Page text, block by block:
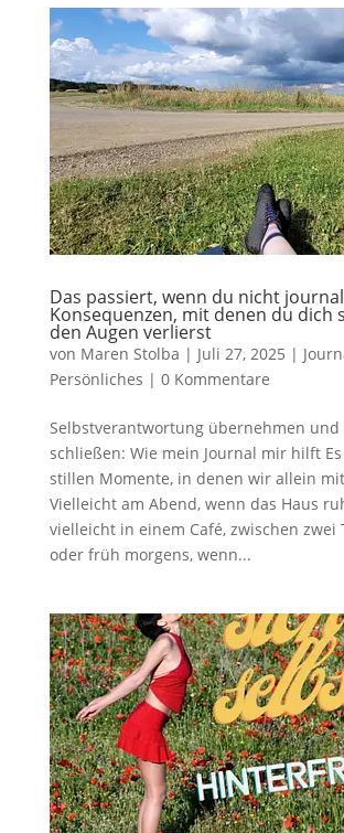
Das passiert, wenn du nicht
Konsequenzen, mit denen du dich
den Augen verlierst
von Maren Stolba | Juli 27, 2025 |
Persönliches | 0 Kommentare
Selbstverantwortung übernehmen und
schließen: Wie mein Journal mir hilft
stillen Momente, in denen wir allein
Vielleicht am Abend, wenn das Haus
vielleicht in einem Café, zwischen zwei
oder früh morgens, wenn...